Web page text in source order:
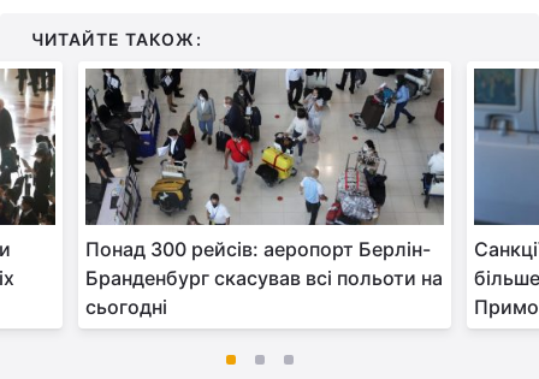
ЧИТАЙТЕ ТАКОЖ:
Понад 300 рейсів: аеропорт Берлін-
Бранденбург скасував всі польоти на
сьогодні